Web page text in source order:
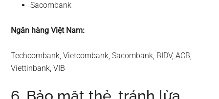
Sacombank
Ngân hàng Việt Nam:
Techcombank, Vietcombank, Sacombank, BIDV, ACB,
Viettinbank, VIB